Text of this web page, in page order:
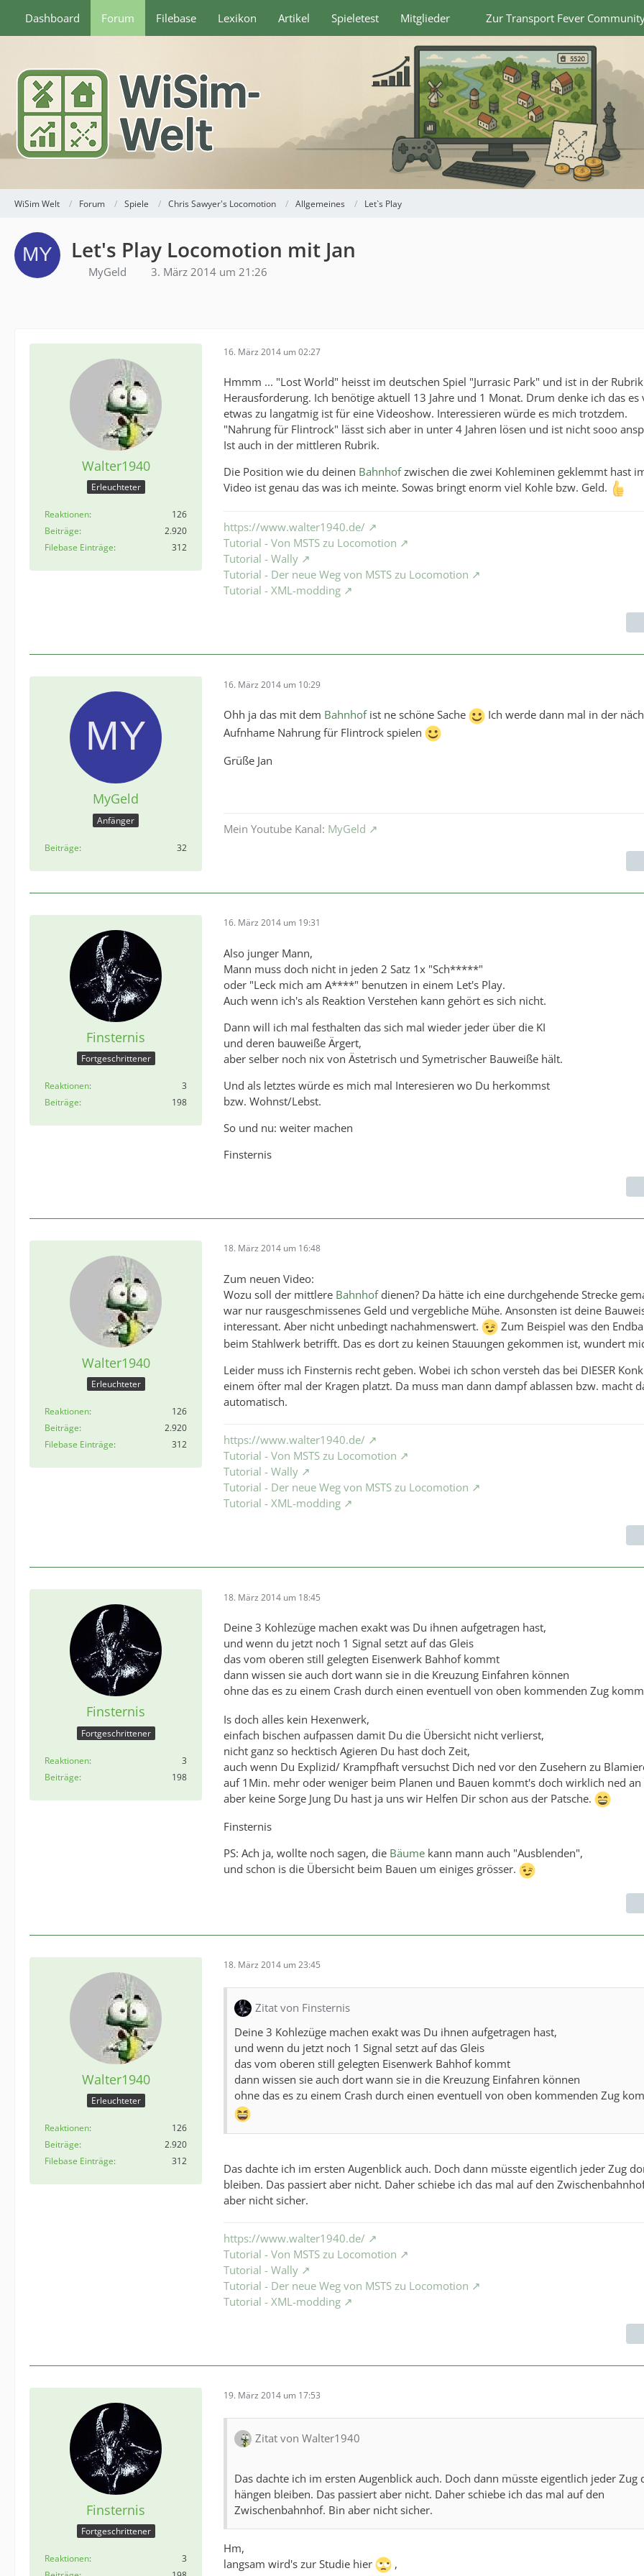
Dashboard Forum Filebase Lexikon Artikel Spieletest Mitglieder Zur Transport Fever
WiSim Welt Forum Spiele Chris Sawyer's Locomotion Allgemeines Let`s Play
Let's Play Locomotion mit Jan
MyGeld 3. März 2014 um 21:26
Walter1940
Erleuchteter
Reaktionen
126
Beiträge
2.920
Filebase Einträge
312
16. März 2014 um 02:27
Hmmm ... "Lost World" heisst im deutschen Spiel "Jurrasic Park" und ist in der Rubrik
Herausforderung. Ich benötige aktuell 13 Jahre und 1 Monat. Drum denke ich das es
etwas zu langatmig ist für eine Videoshow. Interessieren würde es mich trotzdem.
"Nahrung für Flintrock" lässt sich aber in unter 4 Jahren lösen und ist nicht sooo
Ist auch in der mittleren Rubrik.
Die Position wie du deinen Bahnhofzwischen die zwei Kohleminen geklemmt hast
Video ist genau das was ich meinte. Sowas bringt enorm viel Kohle bzw. Geld.
https://www.walter1940.de/
Tutorial - Von MSTS zu Locomotion
Tutorial - Wally
Tutorial - Der neue Weg von MSTS zu Locomotion
Tutorial - XML-modding
MyGeld
Anfänger
Beiträge 32
16. März 2014 um 10:29
Ohh ja das mit dem Bahnhofist ne schöne Sache
Ich werde dann mal in der
Aufnhame Nahrung für Flintrock spielen
Grüße Jan
Mein Youtube Kanal: MyGeld
Finsternis
Fortgeschrittener
Reaktionen
3
Beiträge
198
16. März 2014 um 19:31
Also junger Mann,
Mann muss doch nicht in jeden 2 Satz 1x "Sch*****"
oder "Leck mich am A****" benutzen in einem Let's Play.
Auch wenn ich's als Reaktion Verstehen kann gehört es sich nicht.
Dann will ich mal festhalten das sich mal wieder jeder über die KI
und deren bauweiße Ärgert,
aber selber noch nix von Ästetrisch und Symetrischer Bauweiße hält.
Und als letztes würde es mich mal Interesieren wo Du herkommst
bzw. Wohnst/Lebst.
So und nu: weiter machen
Finsternis
Walter1940
Erleuchteter
Reaktionen
126
Beiträge
2.920
Filebase Einträge
312
18. März 2014 um 16:48
Zum neuen Video:
Wozu soll der mittlere Bahnhofdienen? Da hätte ich eine durchgehende Strecke
war nur rausgeschmissenes Geld und vergebliche Mühe. Ansonsten ist deine
interessant. Aber nicht unbedingt nachahmenswert.
Zum Beispiel was den
beim Stahlwerk betrifft. Das es dort zu keinen Stauungen gekommen ist, wundert
Leider muss ich Finsternis recht geben. Wobei ich schon versteh das bei DIESER
einem öfter mal der Kragen platzt. Da muss man dann dampf ablassen bzw. macht
automatisch.
https://www.walter1940.de/
Tutorial - Von MSTS zu Locomotion
Tutorial - Wally
Tutorial - Der neue Weg von MSTS zu Locomotion
Tutorial - XML-modding
Finsternis
Fortgeschrittener
Reaktionen
3
Beiträge
198
18. März 2014 um 18:45
Deine 3 Kohlezüge machen exakt was Du ihnen aufgetragen hast,
und wenn du jetzt noch 1 Signal setzt auf das Gleis
das vom oberen still gelegten Eisenwerk Bahhof kommt
dann wissen sie auch dort wann sie in die Kreuzung Einfahren können
ohne das es zu einem Crash durch einen eventuell von oben kommenden Zug
Is doch alles kein Hexenwerk,
einfach bischen aufpassen damit Du die Übersicht nicht verlierst,
nicht ganz so hecktisch Agieren Du hast doch Zeit,
auch wenn Du Explizid/ Krampfhaft versuchst Dich ned vor den Zusehern zu
auf 1Min. mehr oder weniger beim Planen und Bauen kommt's doch wirklich ned an
aber keine Sorge Jung Du hast ja uns wir Helfen Dir schon aus der Patsche.
Finsternis
PS: Ach ja, wollte noch sagen, die Bäume kann mann auch "Ausblenden",
und schon is die Übersicht beim Bauen um einiges grösser.
Walter1940
Erleuchteter
Reaktionen
126
Beiträge
2.920
Filebase Einträge
312
18. März 2014 um 23:45
Zitat von Finsternis
Deine 3 Kohlezüge machen exakt was Du ihnen aufgetragen hast,
und wenn du jetzt noch 1 Signal setzt auf das Gleis
das vom oberen still gelegten Eisenwerk Bahhof kommt
dann wissen sie auch dort wann sie in die Kreuzung Einfahren können
ohne das es zu einem Crash durch einen eventuell von oben kommenden Zug
Das dachte ich im ersten Augenblick auch. Doch dann müsste eigentlich jeder Zug
bleiben. Das passiert aber nicht. Daher schiebe ich das mal auf den
aber nicht sicher.
https://www.walter1940.de/
Tutorial - Von MSTS zu Locomotion
Tutorial - Wally
Tutorial - Der neue Weg von MSTS zu Locomotion
Tutorial - XML-modding
Finsternis
Fortgeschrittener
Reaktionen
3
19. März 2014 um 17:53
Zitat von Walter1940
Das dachte ich im ersten Augenblick auch. Doch dann müsste eigentlich jeder Zug
hängen bleiben. Das passiert aber nicht. Daher schiebe ich das mal auf den
Zwischenbahnhof. Bin aber nicht sicher.
Hm,
langsam wird's zur Studie hier
,